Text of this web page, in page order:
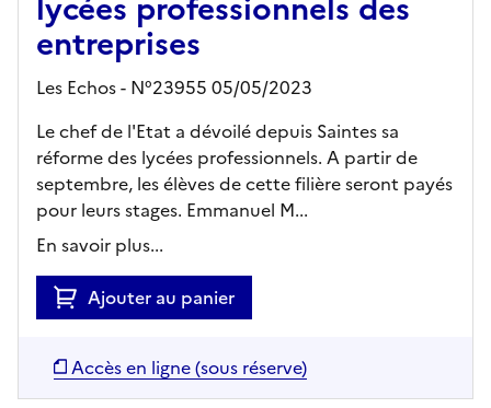
entreprises
Les Echos - N°23955 05/05/2023
Le chef de l'Etat a dévoilé depuis Saintes sa
réforme des lycées professionnels. A partir de
septembre, les élèves de cette filière seront payés
pour leurs stages. Emmanuel M...
En savoir plus...
Ajouter au panier
Accès en ligne (sous réserve)